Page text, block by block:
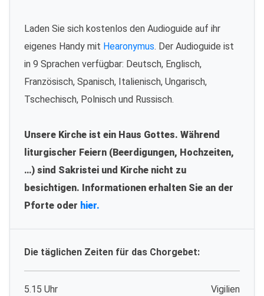
Laden Sie sich kostenlos den Audioguide auf ihr
eigenes Handy mit Hearonymus. Der Audioguide ist
in 9 Sprachen verfügbar: Deutsch, Englisch,
Französisch, Spanisch, Italienisch, Ungarisch,
Tschechisch, Polnisch und Russisch.
Unsere Kirche ist ein Haus Gottes. Während
liturgischer Feiern (Beerdigungen, Hochzeiten,
…) sind Sakristei und Kirche nicht zu
besichtigen. Informationen erhalten Sie an der
Pforte oder hier.
Die täglichen Zeiten für das Chorgebet:
5.15 Uhr Vigilien